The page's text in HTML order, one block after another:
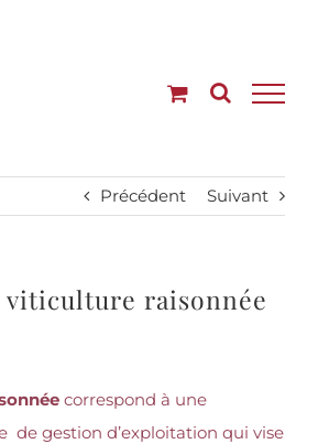
Précédent Suivant
viticulture raisonnée
correspond à une
de gestion d’exploitation qui vise